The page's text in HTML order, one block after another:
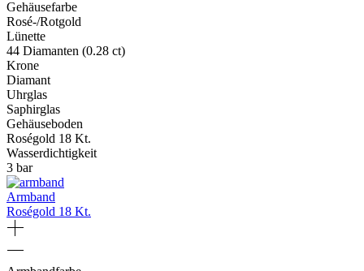
Gehäusefarbe
Rosé-/Rotgold
Lünette
44 Diamanten (0.28 ct)
Krone
Diamant
Uhrglas
Saphirglas
Gehäuseboden
Roségold 18 Kt.
Wasserdichtigkeit
3 bar
Armband
Roségold 18 Kt.